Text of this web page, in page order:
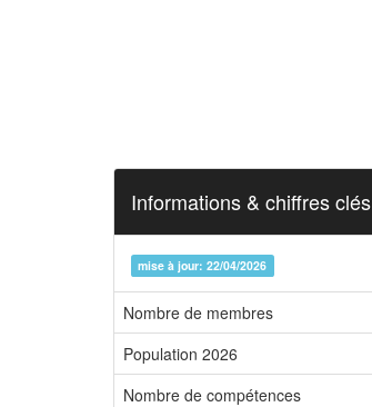
Informations & chiffres clés
mise à jour: 22/04/2026
Nombre de membres
Population 2026
Nombre de compétences